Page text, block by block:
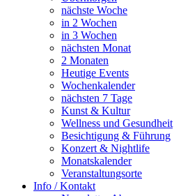
nächste Woche
in 2 Wochen
in 3 Wochen
nächsten Monat
2 Monaten
Heutige Events
Wochenkalender
nächsten 7 Tage
Kunst & Kultur
Wellness und Gesundheit
Besichtigung & Führung
Konzert & Nightlife
Monatskalender
Veranstaltungsorte
Info / Kontakt